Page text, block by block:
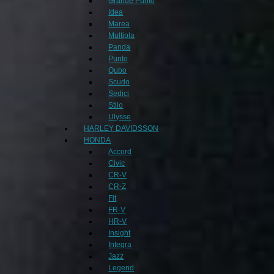
Idea
Marea
Multipla
Panda
Punto
Qubo
Scudo
Sedici
Stilo
Ulysse
HARLEY DAVIDSSON
HONDA
Accord
Civic
CR-V
CR-Z
Fit
FR-V
HR-V
Insight
Integra
Jazz
Legend